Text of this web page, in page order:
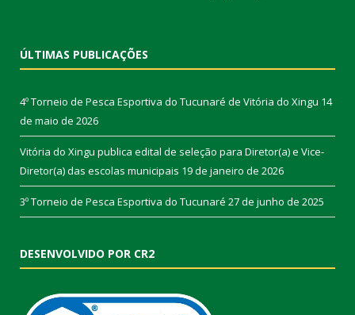
ÚLTIMAS PUBLICAÇÕES
4º Torneio de Pesca Esportiva do Tucunaré de Vitória do Xingu 14
de maio de 2026
Vitória do Xingu publica edital de seleção para Diretor(a) e Vice-
Diretor(a) das escolas municipais 19 de janeiro de 2026
3º Torneio de Pesca Esportiva do Tucunaré 27 de junho de 2025
DESENVOLVIDO POR CR2